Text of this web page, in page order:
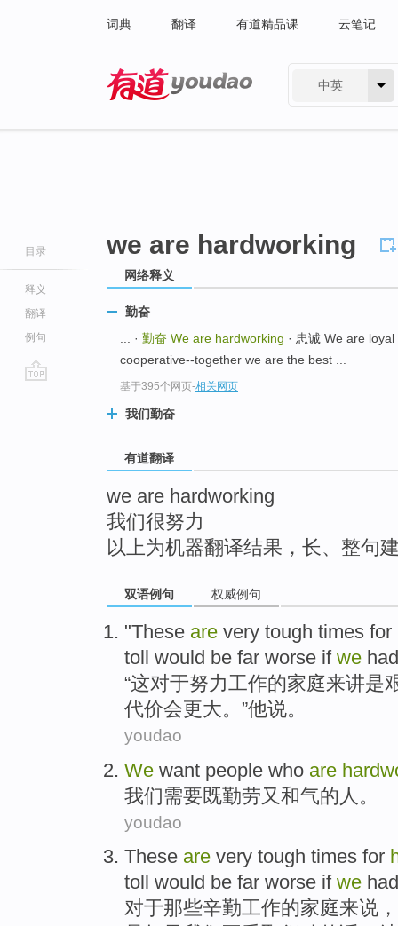
词典 翻译 有道精品课 云笔记
中英
目录
释义
翻译
例句
we are hardworking
网络释义
勤奋
... · 勤奋 We are hardworking · 忠诚 We are
cooperative--together we are the best ...
基于395个网页-相关网页
我们勤奋
有道翻译
we are hardworking
我们很努力
以上为机器翻译结果，长、整句
双语例句 权威例句
"These are very tough times for
toll would be far worse if we
“这对于努力工作的家庭来讲是
代价会更大。”他说。
youdao
We want people who are
我们需要既勤劳又和气的 人 。
youdao
These are very tough times for
toll
would be far worse if we
对于那些辛勤工作的家庭来说 ，